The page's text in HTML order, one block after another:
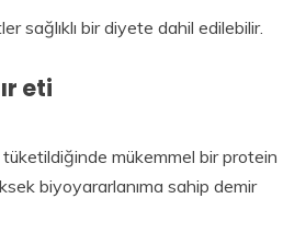
sağlıklı bir diyete dahil edilebilir.
eti
tüketildiğinde mükemmel bir protein
biyoyararlanıma sahip demir